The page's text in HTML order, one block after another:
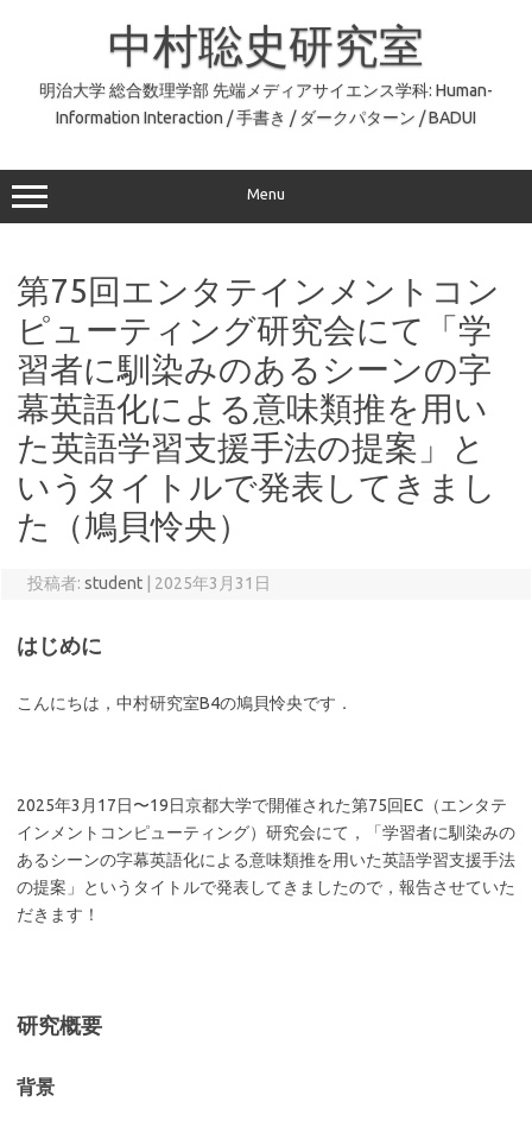
中村聡史研究室
明治大学 総合数理学部 先端メディアサイエンス学科: Human-
Information Interaction / 手書き / ダークパターン / BADUI
Menu
第75回エンタテインメントコン
ピューティング研究会にて「学
習者に馴染みのあるシーンの字
幕英語化による意味類推を用い
た英語学習支援手法の提案」と
いうタイトルで発表してきまし
た（鳩貝怜央）
投稿者: student 2025年3月31日
はじめに
こんにちは，中村研究室B4の鳩貝怜央です．
2025年3月17日〜19日京都大学で開催された第75回EC（エンタテ
インメントコンピューティング）研究会にて，「学習者に馴染みの
あるシーンの字幕英語化による意味類推を用いた英語学習支援手法
の提案」というタイトルで発表してきましたので，報告させていた
だきます！
研究概要
背景